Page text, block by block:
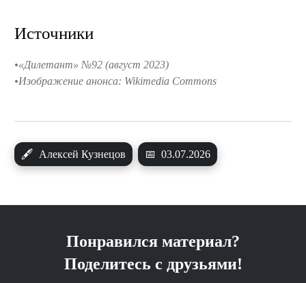
🖋 Алексей Кузнецов 📅 03.07.2026
Источники
«Дилетант» №92 (август 2023)
Изображение анонса: Wikimedia Commons
Понравился материал?
Поделитесь с друзьями!